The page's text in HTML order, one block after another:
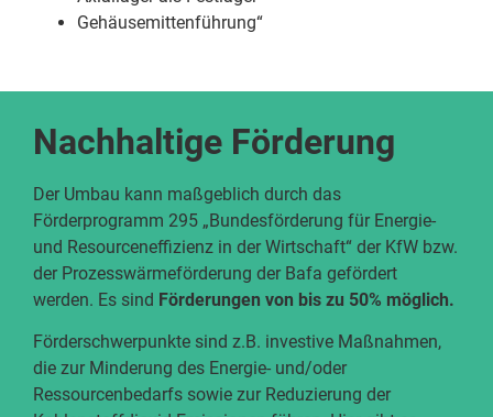
Gehäusemittenführung“
Nachhaltige Förderung
Der Umbau kann maßgeblich durch das
Förderprogramm 295 „Bundesförderung für Energie-
und Resourceneffizienz in der Wirtschaft“ der KfW bzw.
der Prozesswärmeförderung der Bafa gefördert
werden. Es sind Förderungen von bis zu 50% möglich.
Förderschwerpunkte sind z.B. investive Maßnahmen,
die zur Minderung des Energie- und/oder
Ressourcenbedarfs sowie zur Reduzierung der